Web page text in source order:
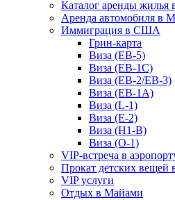
Каталог аренды жилья
Аренда автомобиля в
Иммиграция в США
Грин-карта
Виза (EB-5)
Виза (EB-1C)
Виза (EB-2/EB-3)
Виза (EB-1A)
Виза (L-1)
Виза (E-2)
Виза (H1-B)
Виза (O-1)
VIP-встреча в
Прокат детских вещей
VIP услуги
Отдых в Майами